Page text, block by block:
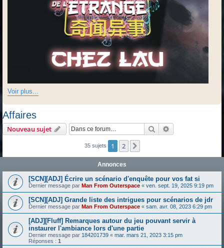
Voir plus...
Affaires
Nouveau sujet Rechercher
35 sujets 1 2
Annonces
[SCN][ADJ] Écrire un scénario d'enquête pour vos fat si
Dernier message par Man From Outerspace « ven. sept. 19, 2025 9:19 pm
[SCN][ADJ] Grande liste des intrigues pour scénarios de jdr
Dernier message par Man From Outerspace « sam. avr. 08, 2023 6:29 pm
[ADJ][Fluff] Remarques autour du jeu pouvant servir à
instaurer l'ambiance lors d'une partie
Dernier message par 184201739 « mar. mars 21, 2023 3:15 pm
Réponses : 1